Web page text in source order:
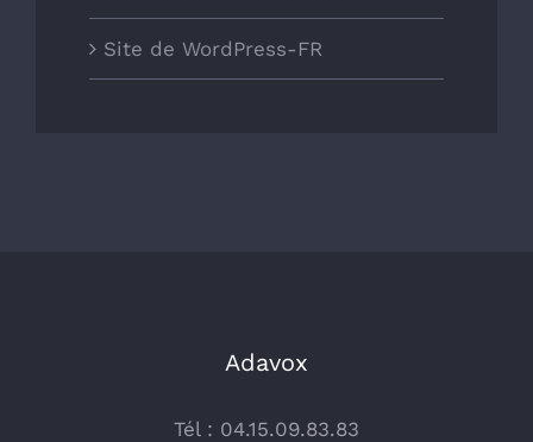
Site de WordPress-FR
Adavox
Tél : 04.15.09.83.83